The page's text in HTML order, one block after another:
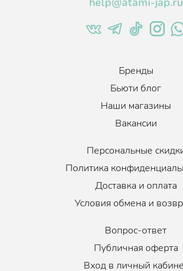
Бренды
Бьюти блог
Наши магазины
Вакансии
Персональные
Политика
Доставка и оплата
Условия обмена и
Вопрос-ответ
Публичная оферта
Вход в личный